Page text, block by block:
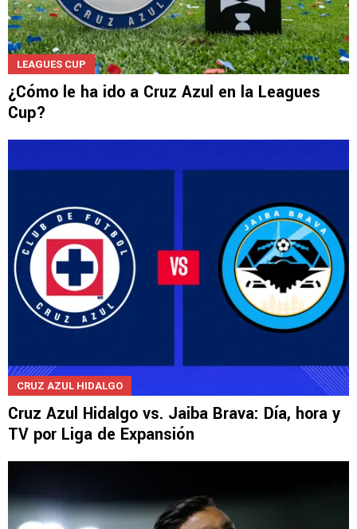
LEAGUES CUP
¿Cómo le ha ido a Cruz Azul en la Leagues
Cup?
CRUZ AZUL HIDALGO
Cruz Azul Hidalgo vs. Jaiba Brava: Día, hora y
TV por Liga de Expansión